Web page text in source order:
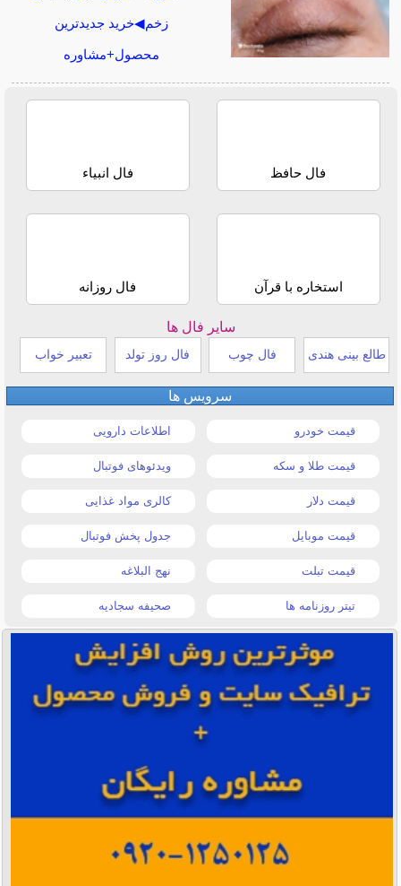
زخم◀خرید جدیدترین
محصول+مشاوره
فال حافظ فال انبیاء
استخاره با قرآن فال روزانه
سایر فال ها
طالع بینی هندی فال چوب فال روز تولد تعبیر خواب
سرویس ها
قیمت خودرو اطلاعات دارویی
قیمت طلا و سکه ویدئوهای فوتبال
قیمت دلار کالری مواد غذایی
قیمت موبایل جدول پخش فوتبال
قیمت تبلت نهج البلاغه
تیتر روزنامه ها صحیفه سجادیه